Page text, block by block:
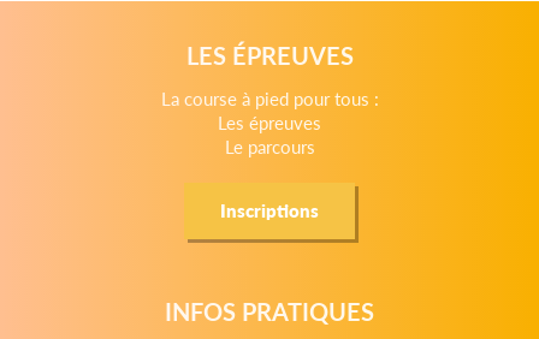
LES ÉPREUVES
La course à pied pour tous :
Les épreuves
Le parcours
Inscriptions
INFOS PRATIQUES